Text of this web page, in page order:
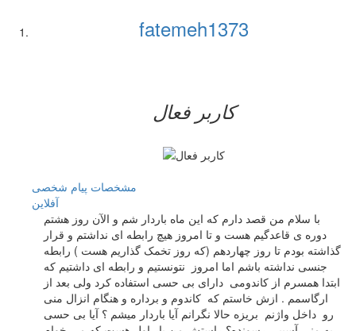
fatemeh1373
کاربر فعال
مشخصات پیام شخصی
آفلاين
با سلام من قصد دارم که این ماه باردار شم و الآن روز هشتم
دوره ی قاعدگیم هست و تا امروز هیچ رابطه ای نداشتم و قرار
گذاشته بودم تا روز چهاردهم (که روز تخمک گذاریم هست ) رابطه
جنسی نداشته باشم اما امروز نتونستیم و رابطه ای داشتیم که
ابتدا همسرم از کاندومی دارای بی حسی استفاده کرد ولی بعد از
ارگاسمم . ازش خاستم که کاندوم و برداره و هنگام انزال منی
رو داخل واژنم بریزه حالا نگرانم آیا باردار میشم ؟ آیا بی حسی